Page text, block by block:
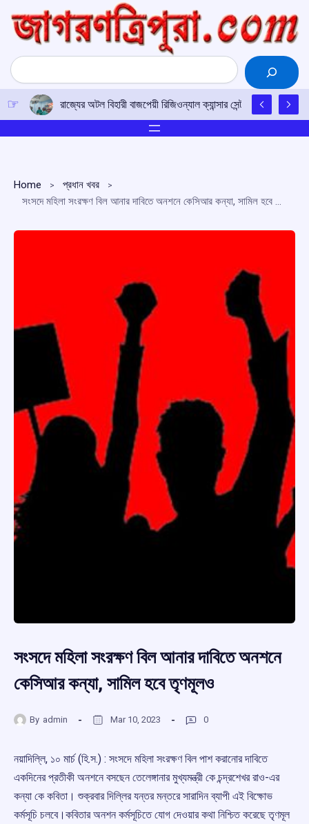
content
Search
রাজ্যের অটল বিহারী বাজপেয়ী রিজিওন্যাল ক্যান্সার সেন্টারে উত্তর-
Home
প্রধান খবর
সংসদে মহিলা সংরক্ষণ বিল আনার দাবিতে অনশনে কেসিআর কন্যা, সামিল হবে তৃণমূলও
সংসদে মহিলা সংরক্ষণ বিল আনার দাবিতে অনশনে
কেসিআর কন্যা, সামিল হবে তৃণমূলও
By admin Mar 10, 2023 0
নয়াদিল্লি, ১০ মার্চ (হি.স.) : সংসদে মহিলা সংরক্ষণ বিল পাশ করানোর দাবিতে
একদিনের প্রতীকী অনশনে বসছেন তেলেঙ্গানার মুখ্যমন্ত্রী কে চন্দ্রশেখর রাও-এর
কন্যা কে কবিতা। শুক্রবার দিল্লির যন্তর মন্তরে সারাদিন ব্যাপী এই বিক্ষোভ
কর্মসূচি চলবে।কবিতার অনশন কর্মসূচিতে যোগ দেওয়ার কথা নিশ্চিত করেছে তৃণমূল